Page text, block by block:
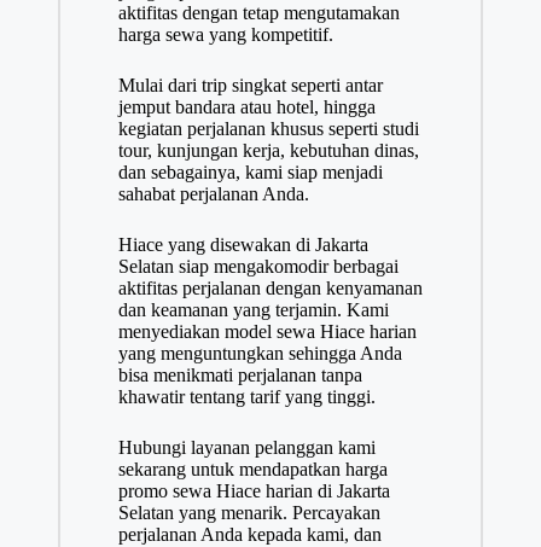
aktifitas dengan tetap mengutamakan
harga sewa yang kompetitif.
Mulai dari trip singkat seperti antar
jemput bandara atau hotel, hingga
kegiatan perjalanan khusus seperti studi
tour, kunjungan kerja, kebutuhan dinas,
dan sebagainya, kami siap menjadi
sahabat perjalanan Anda.
Hiace yang disewakan di Jakarta
Selatan siap mengakomodir berbagai
aktifitas perjalanan dengan kenyamanan
dan keamanan yang terjamin. Kami
menyediakan model sewa Hiace harian
yang menguntungkan sehingga Anda
bisa menikmati perjalanan tanpa
khawatir tentang tarif yang tinggi.
Hubungi layanan pelanggan kami
sekarang untuk mendapatkan harga
promo sewa Hiace harian di Jakarta
Selatan yang menarik. Percayakan
perjalanan Anda kepada kami, dan